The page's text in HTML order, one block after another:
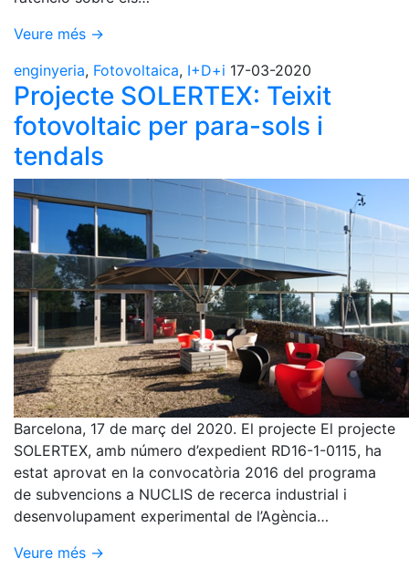
Veure més →
enginyeria, Fotovoltaica, I+D+i 17-03-2020
Projecte SOLERTEX: Teixit
fotovoltaic per para-sols i
tendals
Barcelona, 17 de març del 2020. El projecte El projecte
SOLERTEX, amb número d’expedient RD16-1-0115, ha
estat aprovat en la convocatòria 2016 del programa
de subvencions a NUCLIS de recerca industrial i
desenvolupament experimental de l’Agència…
Veure més →